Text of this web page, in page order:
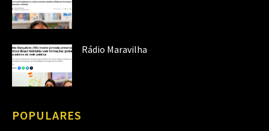
Rádio Maravilha
POPULARES